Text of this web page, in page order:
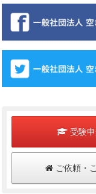
受験申
ご依頼・